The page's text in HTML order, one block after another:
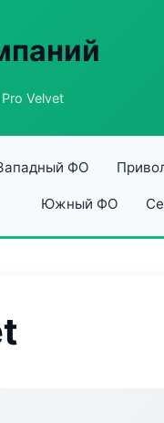
Velvet
ФО
Южный ФО